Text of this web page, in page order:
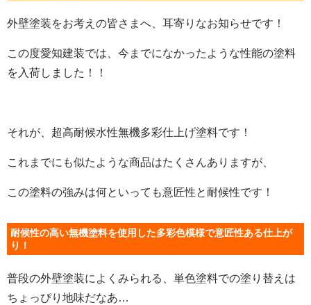
外壁塗装をお考えの皆さまへ、耳寄りなお知らせです！
この度愛知建装では、今までになかったような性能の塗料
を入荷しました！！
それが、超高耐候水性無機多彩仕上げ塗料です！
これまでにも似たような商品はたくさんありますが、
この塗料の強みは何といっても意匠性と耐候性です！
耐候性の高い無機塗料を使用した多彩色模様で意匠性ある仕上が
り！
普段の外壁塗装によくみられる、単色塗料での塗り替えは
ちょっぴり地味だなあ…